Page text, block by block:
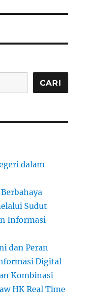
CARI
dalam
Sudut
Informasi
dan Peran
Digital
Kombinasi
HK Real Time